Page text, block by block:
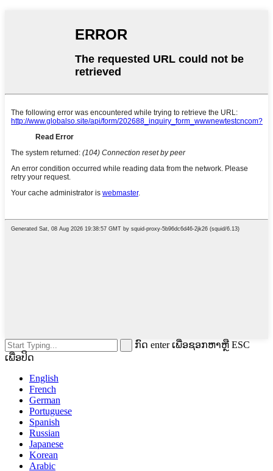
ກົດ enter ເພື່ອຊອກຫາຫຼື ESC
ເພື່ອປິດ
English
French
German
Portuguese
Spanish
Russian
Japanese
Korean
Arabic